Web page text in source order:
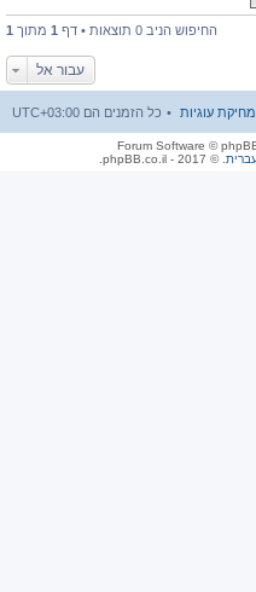
החיפוש הניב 0 תוצאות • דף 1 מתוך 1
עבור אל
כל הזמנים הם UTC+03:00 מחיקת עוגיות
. © 2017 - phpBB.co.il.